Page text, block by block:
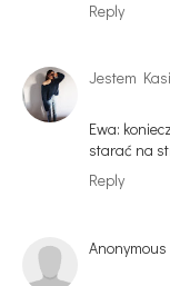
Reply
Jestem
Ewa:
starać na
Reply
Anonymous